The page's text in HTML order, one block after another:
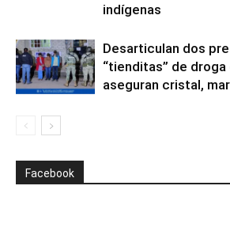
indígenas
Desarticulan dos
“tienditas” de droga
aseguran cristal,
Facebook